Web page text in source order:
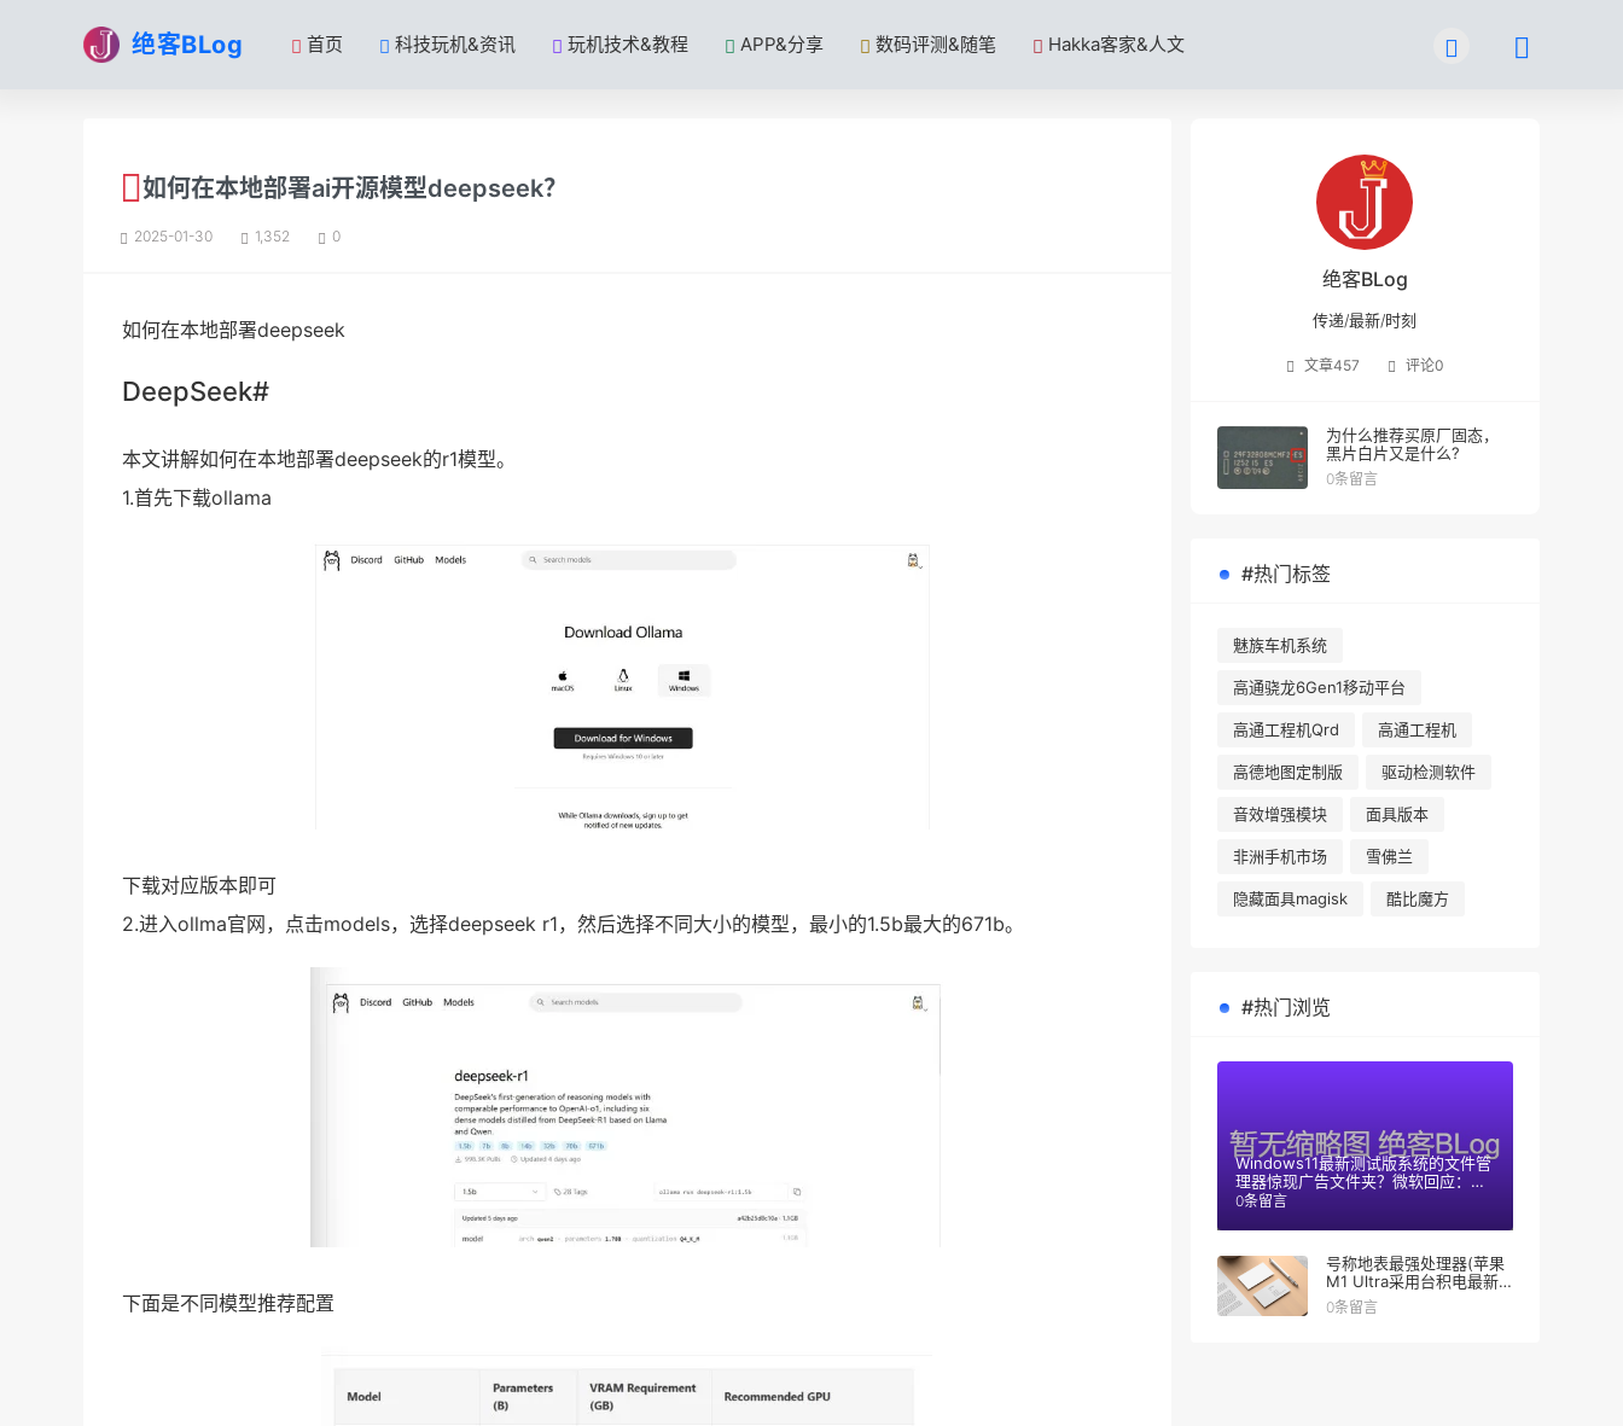
绝客BLog 首页 科技玩机&资讯 玩机技术&教程 APP&分享 数码评测&随笔 Hakka客家&人文
如何在本地部署ai开源模型deepseek？
2025-01-30 1,352 0
如何在本地部署deepseek
DeepSeek#
本文讲解如何在本地部署deepseek的r1模型。
1.首先下载ollama
下载对应版本即可
2.进入ollma官网，点击models，选择deepseek r1，然后选择不同大小的模型，最小的1.5b最大的671b。
下面是不同模型推荐配置
绝客BLog
传递/最新/时刻
文章457 评论0
为什么推荐买原厂固态，
黑片白片又是什么?
0条留言
#热门标签
魅族车机系统
高通骁龙6Gen1移动平台
高通工程机Qrd 高通工程机
高德地图定制版 驱动检测软件
音效增强模块 面具版本
非洲手机市场 雪佛兰
隐藏面具magisk 酷比魔方
#热门浏览
Windows11最新测试版系统的文件管
理器惊现广告文件夹？微软回应：只
是测试阶段
0条留言
号称地表最强处理器(苹果
M1 Ultra采用台积电最新
技术)
0条留言